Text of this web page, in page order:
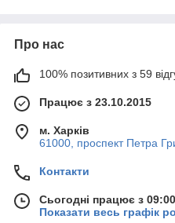
мають великий попит у
діяльності, а також на
торговельних ділянках, у
прилади ідеально підходять
фасування рідких, сипучих та
бізнес з вагами торговими
надійнішим.
Характеристики торгових
30 кг:
Виробники
збільшені рідкокристалічні
можливість оператору
Про нас
100% позитивних з 59
Працює з 23.10.2015
м. Харків
61000, проспект Петра
Контакти
Сьогодні працює з
Показати весь графік